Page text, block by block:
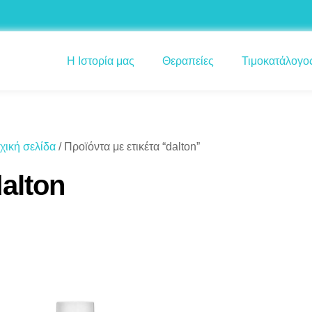
Η Ιστορία μας Θεραπείες
σελίδα / Προϊόντα με ετικέτα “dalton”